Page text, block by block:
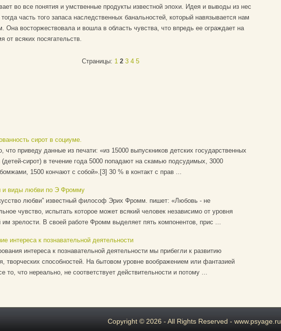
во все понятия и умственные продукты известной эпохи. Идея и выводы из нес
часть того запаса наследственных банальностей, который навязывается нам
Она восторжествовала и вошла в область чувства, что впредь ее ограждает на
от всяких посягательств.
Страницы: 1 2 3 4 5
сирот в социуме.
что приведу данные из печати: «из 15000 выпускников детских государственных
сирот) в течение года 5000 попадают на скамью подсудимых, 3000
1500 кончают с собой».[3] 30 % в контакт с прав ...
и виды любви по Э Фромму
любви” известный философ Эрих Фромм. пишет: «Любовь - не
чувство, испытать которое может всякий человек независимо от уровня
им зрелости. В своей работе Фромм выделяет пять компонентов, прис ...
интереса к познавательной деятельности
интереса к познавательной деятельности мы прибегли к развитию
творческих способностей. На бытовом уровне воображением или фантазией
то, что нереально, не соответствует действительности и потому ...
Copyright © 2026 - All Rights Reserved - www.psyage.ru